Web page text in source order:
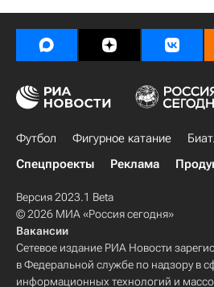
Футбол Фигурное катание
Спецпроекты
Реклама
Версия 2023.1 Beta
© 2026 МИА «Россия сегодня»
Вакансии
Сетевое издание РИА Новости
в Федеральной службе по надзору в
информационных технологий и